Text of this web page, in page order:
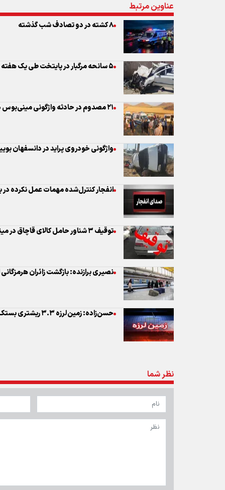
عناوین مرتبط
۸ کشته در دو تصادف شب گذشته
۵ سانحه مرگبار در پایتخت طی یک هفته
۲۱ مصدوم در حادثه واژگونی مینی‌بوس در جاده خاتون مهاباد
واژگونی خودروی پراید در دانسفهان
انفجار کنترل‌شده مهمات عمل نکرده در
توقیف ۳ شناور حامل کالای قاچاق در میناب
نصیری برازنده: بازگشت زائران هرمزگانی از ۱۵ تا ۱۹ تیر انجام
حسن‌زاده: زمین‌لرزه ۳.۳ ریشتری بستک خسارتی نداشت
نظر شما